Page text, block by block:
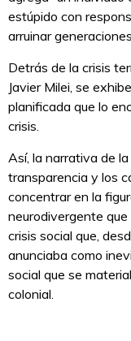
estúpido con
arruinar
Detrás de la crisis
Javier Milei, se
planificada que lo
crisis.
Así, la narrativa de
transparencia y los
concentrar en la
neurodivergente
crisis social que,
anunciaba como
social que se
colonial.